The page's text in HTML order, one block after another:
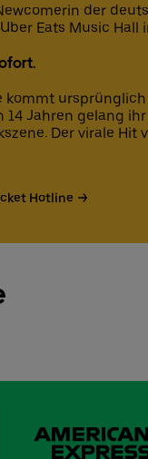
der
Eats Music
kommt
14 Jahren gelang
Der virale
Hotline